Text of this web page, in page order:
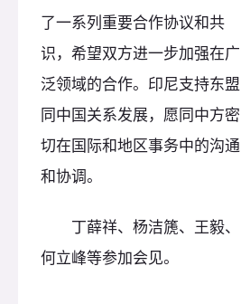
了一系列重要合作协议和共
识，希望双方进一步加强在广
泛领域的合作。印尼支持东盟
同中国关系发展，愿同中方密
切在国际和地区事务中的沟通
和协调。
丁薛祥、杨洁篪、王毅、
何立峰等参加会见。